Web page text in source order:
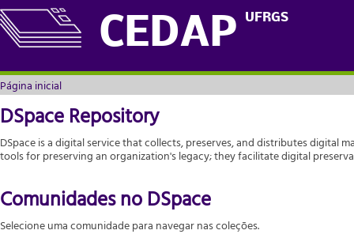
CEDAP UFRGS
Página inicial
Página inicial
DSpace Repository
DSpace is a digital service that collects, preserves, and distributes digital
tools for preserving an organization's legacy; they facilitate digital
Comunidades no DSpace
Selecione uma comunidade para navegar nas coleções.